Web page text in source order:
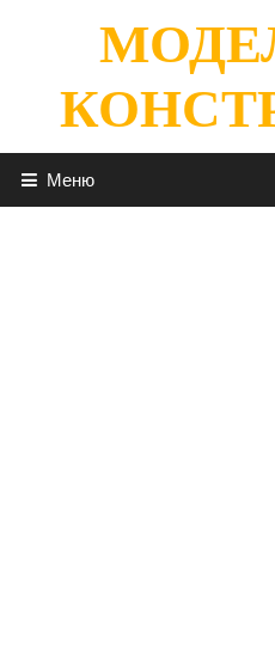
содержимому
Меню